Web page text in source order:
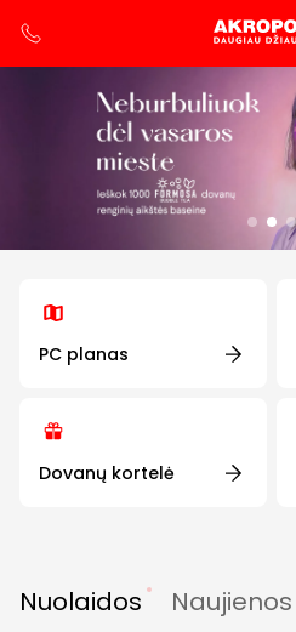
PC planas
Dovanų kortelė
Nuolaidos Naujienos